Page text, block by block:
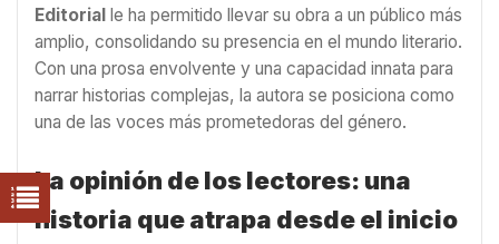
Editorial le ha permitido llevar su obra a un público más
amplio, consolidando su presencia en el mundo literario.
Con una prosa envolvente y una capacidad innata para
narrar historias complejas, la autora se posiciona como
una de las voces más prometedoras del género.
La opinión de los lectores: una
historia que atrapa desde el inicio